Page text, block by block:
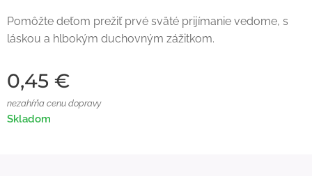
Pomôžte deťom prežiť prvé sväté prijímanie vedome, s
láskou a hlbokým duchovným zážitkom.
0,45 €
nezahŕňa cenu dopravy
Skladom